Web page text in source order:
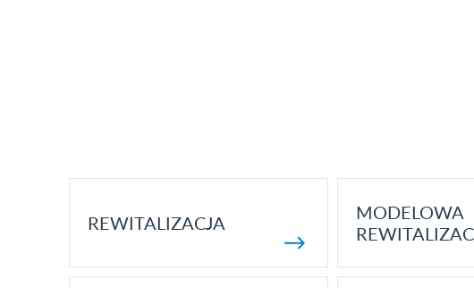
REWITALIZACJA
MODELOWA